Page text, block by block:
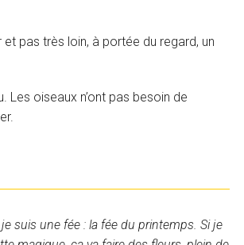
pas très loin, à portée du regard, un
Les oiseaux n’ont pas besoin de
suis une fée : la fée du printemps. Si je